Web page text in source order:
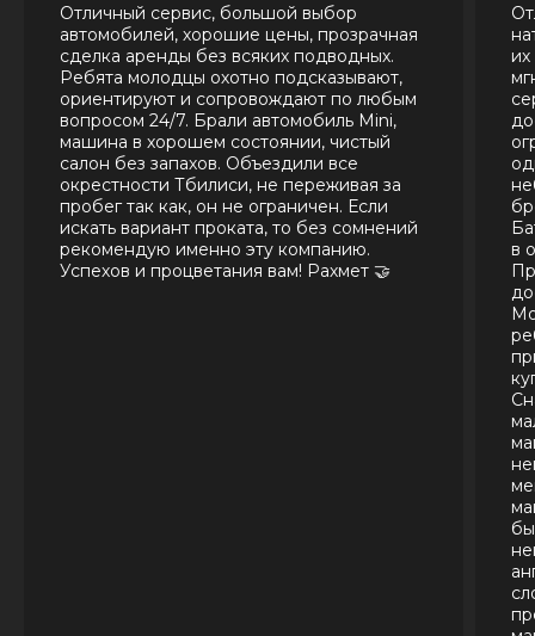
Отличный сервис, большой выбор
автомобилей, хорошие цены, прозрачная
сделка аренды без всяких подводных.
Ребята молодцы охотно подсказывают,
ориентируют и сопровождают по любым
вопросом 24/7. Брали автомобиль Mini,
машина в хорошем состоянии, чистый
салон без запахов. Объездили все
окрестности Тбилиси, не переживая за
пробег так как, он не ограничен. Если
искать вариант проката, то без сомнений
рекомендую именно эту компанию.
Успехов и процветания вам! Рахмет 🤝
в